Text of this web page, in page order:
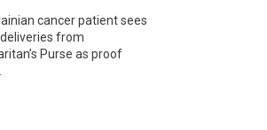
cancer patient sees
from
Purse as proof